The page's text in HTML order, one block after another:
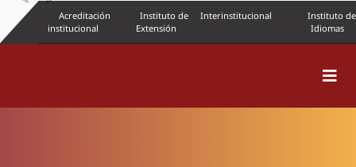
Acreditación
institucional
Instituto de
Extensión
Interinstitucional
Instituto de
Idiomas